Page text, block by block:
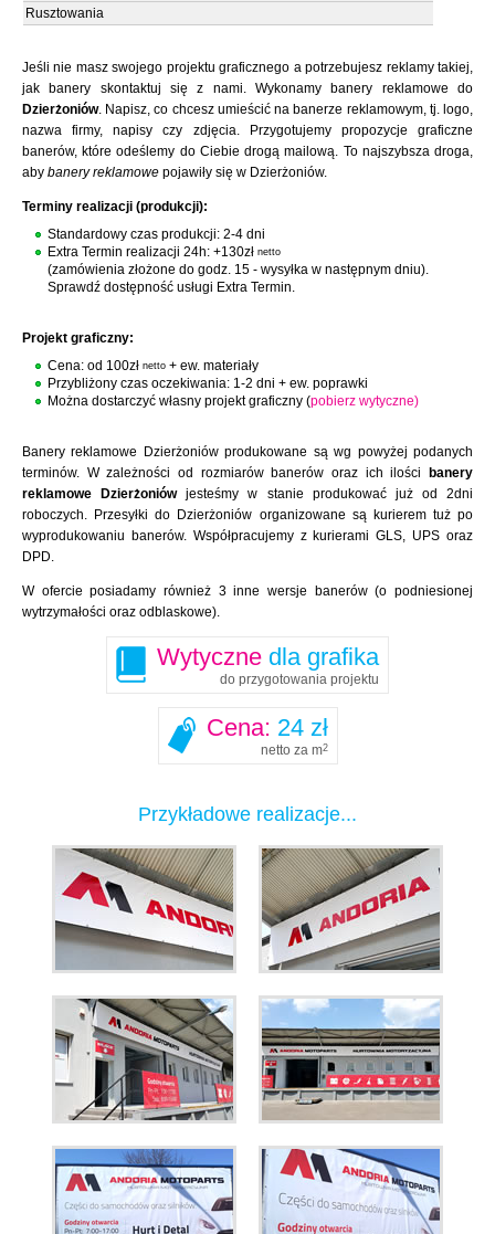
Rusztowania
Jeśli nie masz swojego projektu graficznego a potrzebujesz reklamy takiej,
jak banery skontaktuj się z nami. Wykonamy banery reklamowe do
Dzierżoniów. Napisz, co chcesz umieścić na banerze reklamowym, tj. logo,
nazwa firmy, napisy czy zdjęcia. Przygotujemy propozycje graficzne
banerów, które odeślemy do Ciebie drogą mailową. To najszybsza droga,
aby banery reklamowe pojawiły się w Dzierżoniów.
Terminy realizacji (produkcji):
Standardowy czas produkcji: 2-4 dni
Extra Termin realizacji 24h: +130zł netto
(zamówienia złożone do godz. 15 - wysyłka w następnym dniu).
Sprawdź dostępność usługi Extra Termin.
Projekt graficzny:
Cena: od 100zł netto + ew. materiały
Przybliżony czas oczekiwania: 1-2 dni + ew. poprawki
Można dostarczyć własny projekt graficzny (pobierz wytyczne)
Banery reklamowe Dzierżoniów produkowane są wg powyżej podanych
terminów. W zależności od rozmiarów banerów oraz ich ilości
banery
reklamowe Dzierżoniówjesteśmy w stanie produkować już od 2dni
roboczych. Przesyłki do Dzierżoniów organizowane są kurierem tuż po
wyprodukowaniu banerów. Współpracujemy z kurierami GLS, UPS oraz
DPD.
W ofercie posiadamy również 3 inne wersje banerów (o podniesionej
wytrzymałości oraz odblaskowe).
Wytyczne dla grafika
do przygotowania projektu
Cena: 24 zł
netto za m2
Przykładowe realizacje...